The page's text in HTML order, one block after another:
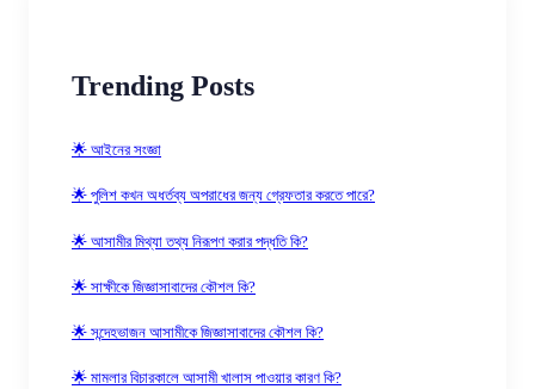
Trending Posts
🌟 আইনের সংজ্ঞা
🌟 পুলিশ কখন অধর্তব্য অপরাধের জন্য গ্রেফতার করতে পারে?
🌟 আসামীর মিথ্যা তথ্য নিরূপণ করার পদ্ধতি কি?
🌟 সাক্ষীকে জিজ্ঞাসাবাদের কৌশল কি?
🌟 সন্দেহভাজন আসামীকে জিজ্ঞাসাবাদের কৌশল কি?
🌟 মামলার বিচারকালে আসামী খালাস পাওয়ার কারণ কি?